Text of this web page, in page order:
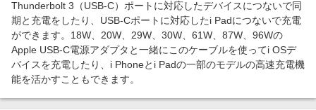
ビジネス・その他サービス
週末の高還元 夏の長期版
Thunderbolt 3（USB-C）ポートに対応したデバイスにつないで同
期と充電をしたり、USB-Cポートに対応したi Padにつないで充電
ができます。18W、20W、29W、30W、61W、87W、96Wの
Apple USB-C電源アダプタと一緒にこのケーブルを使ってi OSデ
バイスを充電したり、i Phoneとi Padの一部のモデルの高速充電機
能を活かすこともできます。